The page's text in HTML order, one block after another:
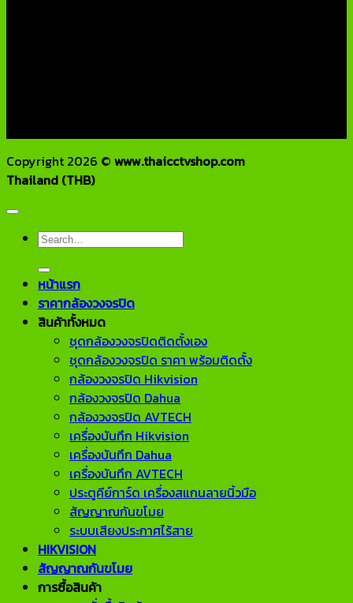
Copyright 2026 © www.thaicctvshop.com
Thailand (THB)
Search
หน้าแรก
ราคากล้องวงจรปิด
สินค้าทั้งหมด
ชุดกล้องวงจรปิดติดตั้งเอง
ชุดกล้องวงจรปิด ราคา พร้อมติดตั้ง
กล้องวงจรปิด Hikvision
กล้องวงจรปิด Dahua
กล้องวงจรปิด AVTECH
เครื่องบันทึก Hikvision
เครื่องบันทึก Dahua
เครื่องบันทึก AVTECH
ประตูคีย์การ์ด เครื่องสแกนลายนิ้วมือ
สัญญาณกันขโมย
ระบบเสียงประกาศไร้สาย
HIKVISION
สัญญาณกันขโมย
การซื้อสินค้า